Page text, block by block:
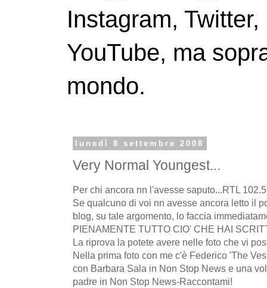
Instagram,
YouTube, ma
mondo.
lunedì 8 settembre 2008
Very Normal Youngest...
Per chi ancora nn l'avesse saputo...RTL
Se qualcuno di voi nn avesse ancora letto il
blog, su tale argomento, lo faccia
PIENAMENTE TUTTO CIO' CHE HAI
La riprova la potete avere nelle foto che vi
Nella prima foto con me c'è Federico 'The
con Barbara Sala in Non Stop News e una
padre in Non Stop News-Raccontami!